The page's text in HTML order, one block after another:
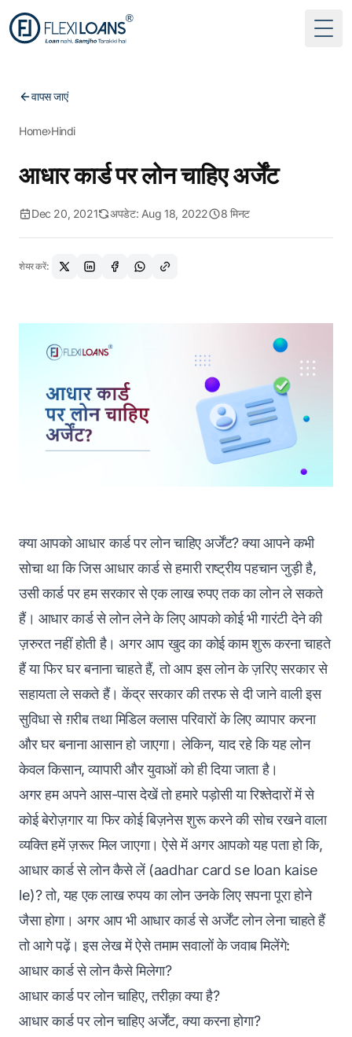
वापस जाएं
Home›Hindi
आधार कार्ड पर लोन चाहिए अर्जेंट
Dec 20, 2021 अपडेट: Aug 18, 2022 8 मिनट
शेयर करें:
क्या आपको आधार कार्ड पर लोन चाहिए अर्जेंट? क्या आपने कभी
सोचा था कि जिस आधार कार्ड से हमारी राष्ट्रीय पहचान जुड़ी है,
उसी कार्ड पर हम सरकार से एक लाख रुपए तक का लोन ले सकते
हैं। आधार कार्ड से लोन लेने के लिए आपको कोई भी गारंटी देने की
ज़रुरत नहीं होती है। अगर आप खुद का कोई काम शुरू करना चाहते
हैं या फिर घर बनाना चाहते हैं, तो आप इस लोन के ज़रिए सरकार से
सहायता ले सकते हैं। केंद्र सरकार की तरफ से दी जाने वाली इस
सुविधा से ग़रीब तथा मिडिल क्लास परिवारों के लिए व्यापार करना
और घर बनाना आसान हो जाएगा। लेकिन, याद रहे कि यह लोन
केवल किसान, व्यापारी और युवाओं को ही दिया जाता है।
अगर हम अपने आस-पास देखें तो हमारे पड़ोसी या रिश्तेदारों में से
कोई बेरोज़गार या फिर कोई बिज़नेस शुरू करने की सोच रखने वाला
व्यक्ति हमें ज़रूर मिल जाएगा। ऐसे में अगर आपको यह पता हो कि,
आधार कार्ड से लोन कैसे लें (aadhar card se loan kaise
le)? तो, यह एक लाख रुपय का लोन उनके लिए सपना पूरा होने
जैसा होगा। अगर आप भी आधार कार्ड से अर्जेंट लोन लेना चाहते हैं
तो आगे पढ़ें। इस लेख में ऐसे तमाम सवालों के जवाब मिलेंगे:
आधार कार्ड से लोन कैसे मिलेगा?
आधार कार्ड पर लोन चाहिए, तरीक़ा क्या है?
आधार कार्ड पर लोन चाहिए अर्जेंट, क्या करना होगा?